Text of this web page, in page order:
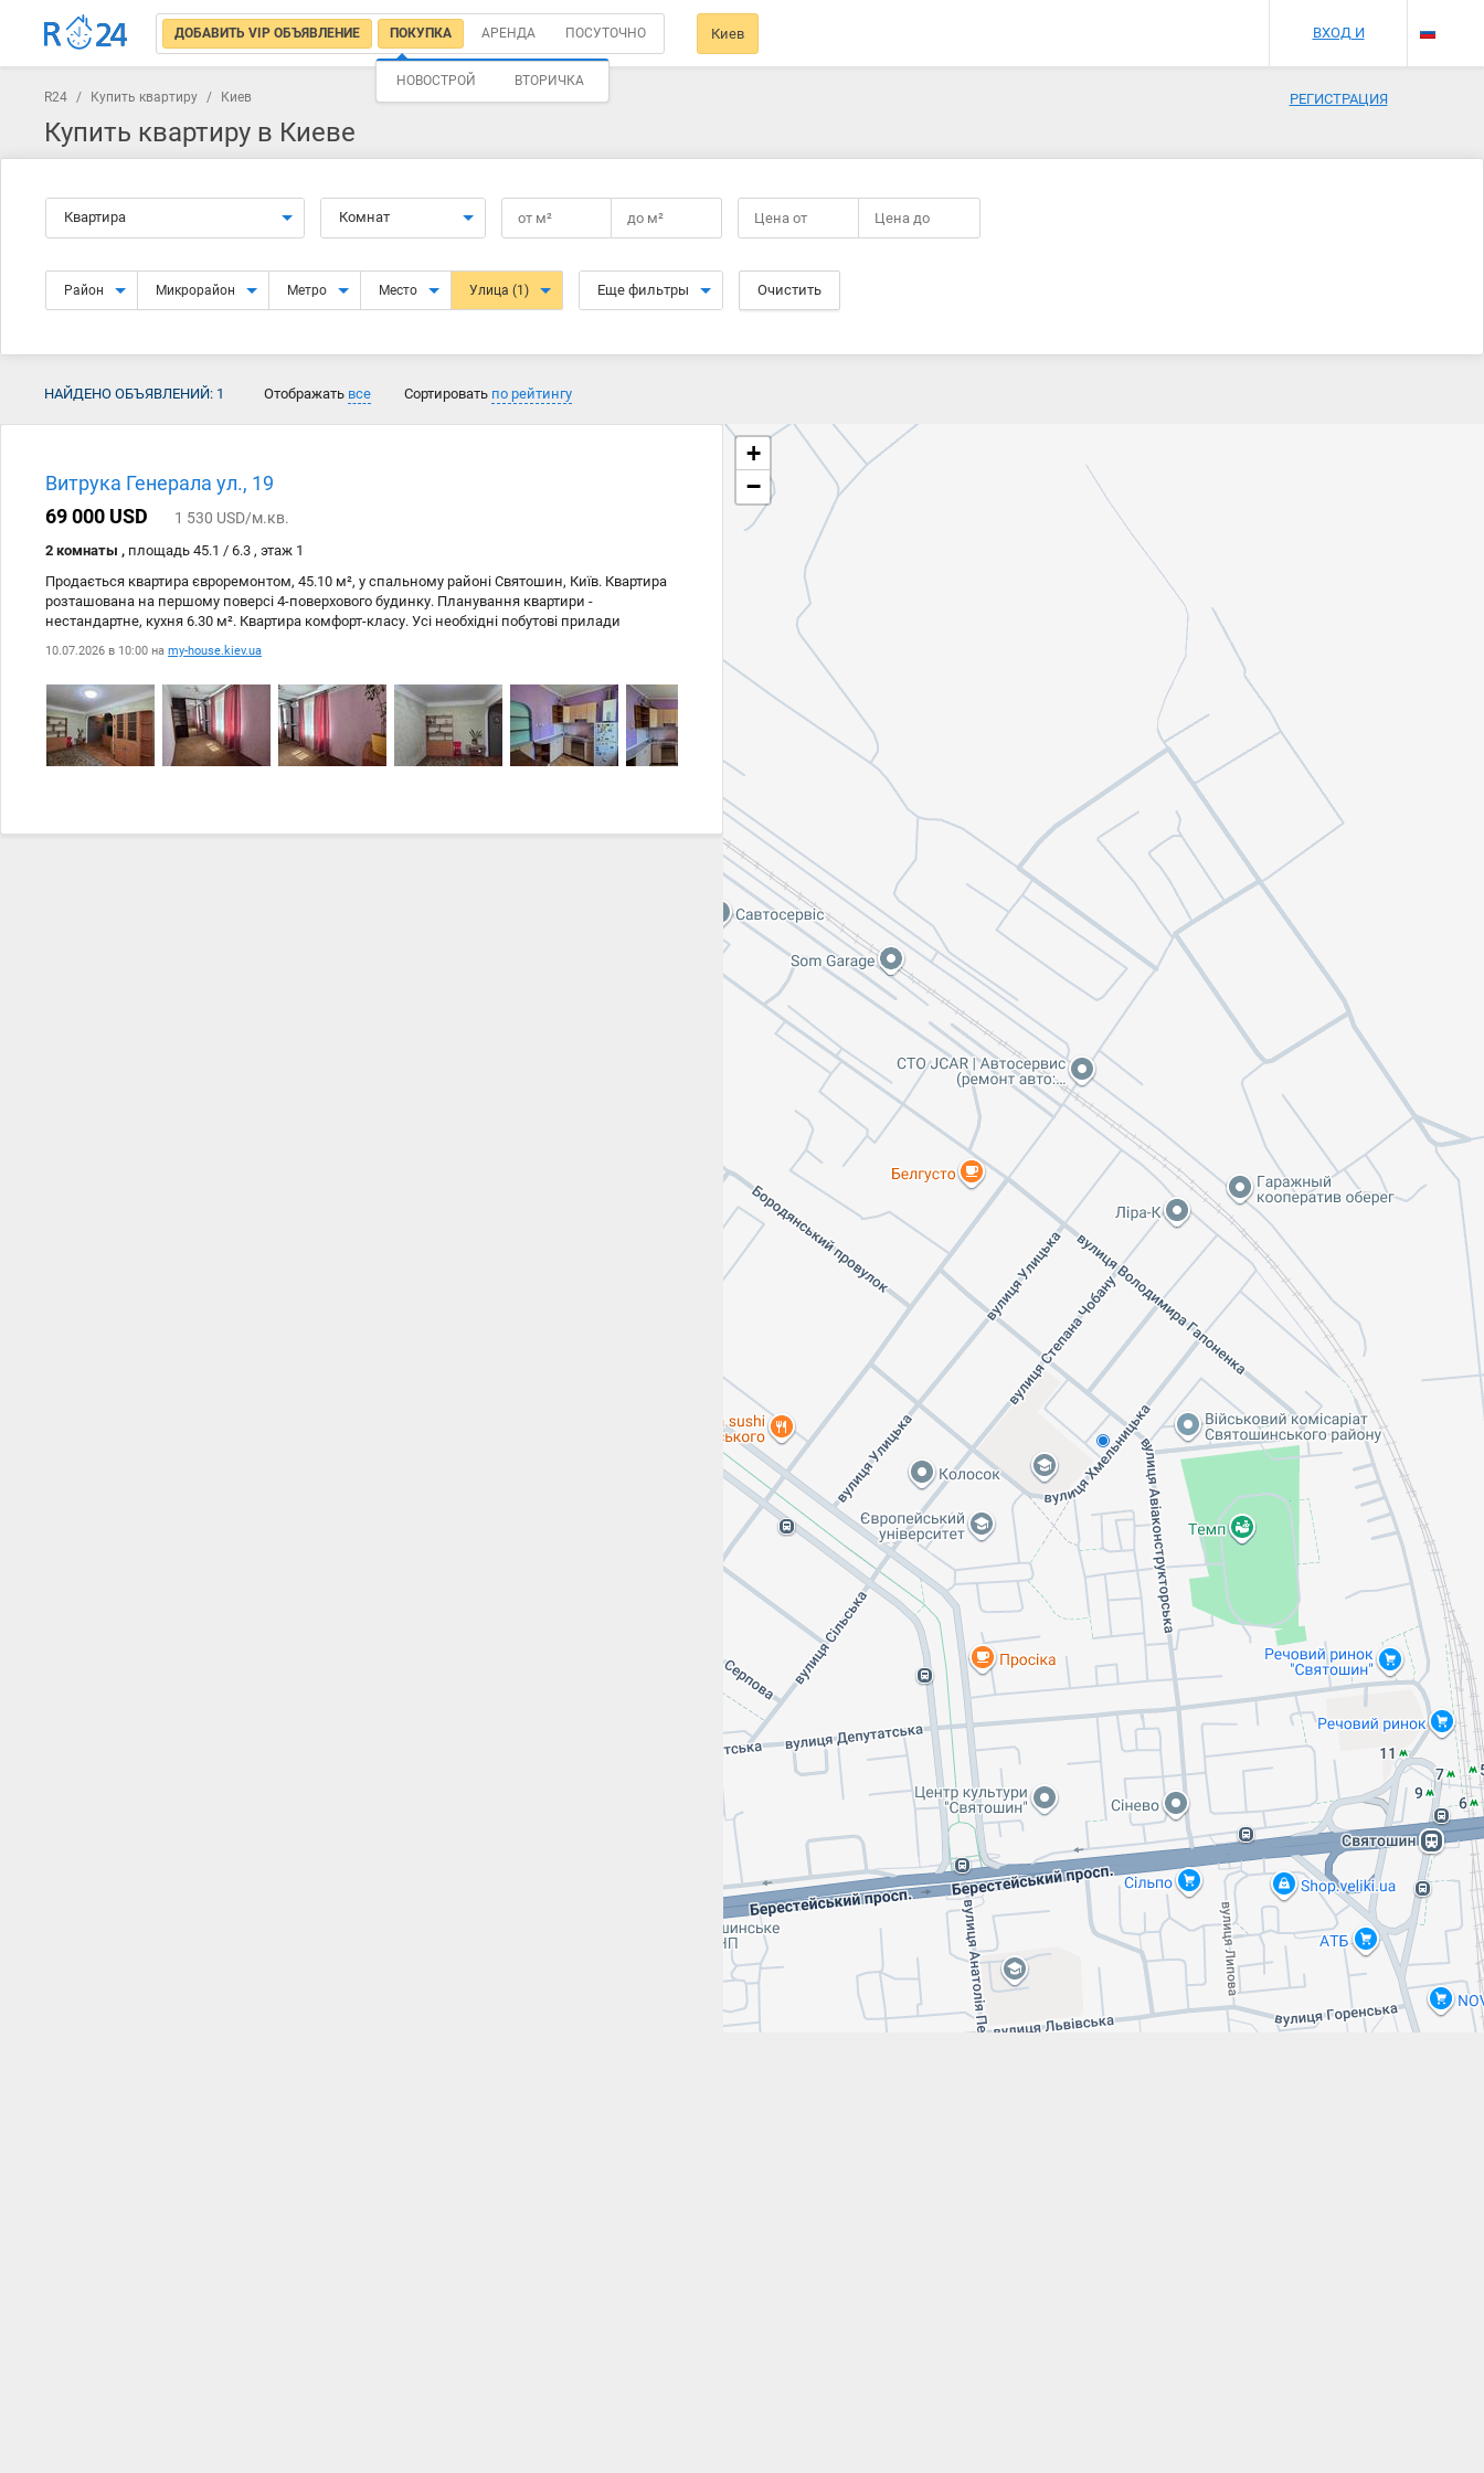
ДОБАВИТЬ VIP ОБЪЯВЛЕНИЕ ПОКУПКА
НОВОСТРОЙ ВТОРИЧКА
АРЕНДА ПОСУТОЧНО Киев ВХОД И
РЕГИСТРАЦИЯ
R24 / Купить квартиру / Киев
Купить квартиру в Киеве
Квартира Комнат от м² до м² Цена от Цена до
Район Микрорайон Метро Место Улица (1) Еще фильтры Очистить
НАЙДЕНО ОБЪЯВЛЕНИЙ: 1 Отображать все Сортировать по рейтингу
Витрука Генерала ул., 19
69 000 USD
1 530 USD/м.кв.
2 комнаты , площадь 45.1 / 6.3 , этаж 1
Продається квартира євроремонтом, 45.10 м², у спальному районі Святошин, Київ. Квартира
розташована на першому поверсі 4-поверхового будинку. Планування квартири -
нестандартне, кухня 6.30 м². Квартира комфорт-класу. Усі необхідні побутові прилади
(плазмовий телевізор, газова плита, варильна панель, холодильник, витяжка, пральна
машина в санвузлі та ін.). Також є меблі та інтернет Wi-Fi. Безпека житлового комплексу
забезпечена кодовим замком, є укриття та паркан. Звертайтесь, доки квартира в наявності!
10.07.2026 в 10:00 на my-house.kiev.ua
+
−